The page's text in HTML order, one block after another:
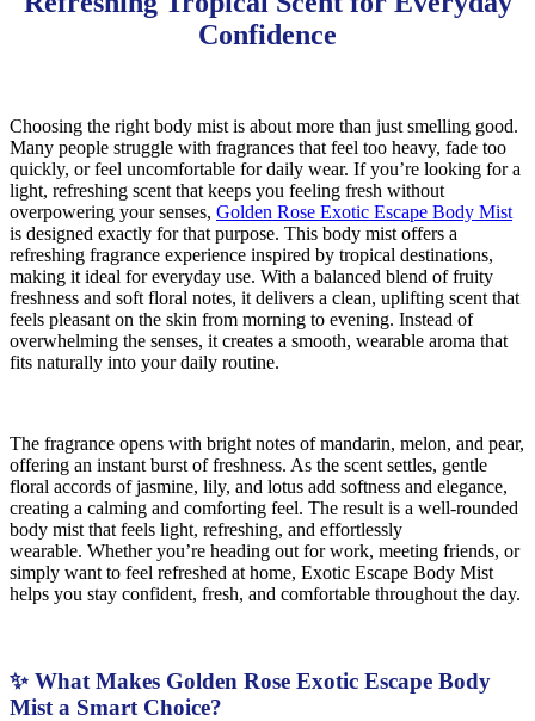
Confidence
Choosing the right body mist is about more than just smelling good.
Many people struggle with fragrances that feel too heavy, fade too
quickly, or feel uncomfortable for daily wear. If you’re looking for a
light, refreshing scent that keeps you feeling fresh without
overpowering your senses, Golden Rose Exotic Escape Body Mist
is designed exactly for that purpose. This body mist offers a
refreshing fragrance experience inspired by tropical destinations,
making it ideal for everyday use. With a balanced blend of fruity
freshness and soft floral notes, it delivers a clean, uplifting scent that
feels pleasant on the skin from morning to evening. Instead of
overwhelming the senses, it creates a smooth, wearable aroma that
fits naturally into your daily routine.
The fragrance opens with bright notes of mandarin, melon, and pear,
offering an instant burst of freshness. As the scent settles, gentle
floral accords of jasmine, lily, and lotus add softness and elegance,
creating a calming and comforting feel. The result is a well-rounded
body mist that feels light, refreshing, and effortlessly
wearable. Whether you’re heading out for work, meeting friends, or
simply want to feel refreshed at home, Exotic Escape Body Mist
helps you stay confident, fresh, and comfortable throughout the day.
✨ What Makes Golden Rose Exotic Escape Body
Mist a Smart Choice?